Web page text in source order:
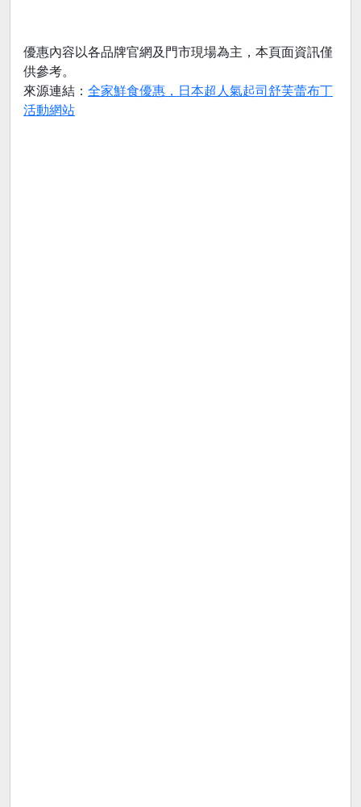
優惠內容以各品牌官網及門市現場為主，本頁面資訊僅
供參考。
來源連結： 全家鮮食優惠，日本超人氣起司舒芙蕾布丁
活動網站